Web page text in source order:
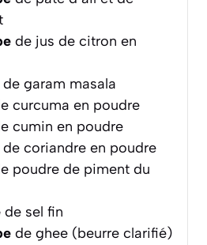
de jus de citron en
de garam masala
curcuma en poudre
cumin en poudre
de coriandre en poudre
poudre de piment du
de sel fin
de ghee (beurre clarifié)